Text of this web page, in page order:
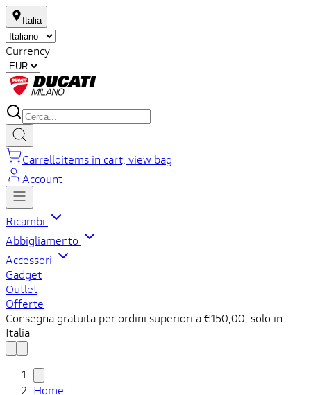
Italia
Currency
Carrelloitems in cart, view bag
Account
Ricambi
Abbigliamento
Accessori
Gadget
Outlet
Offerte
Consegna gratuita per ordini superiori a €150,00, solo in
Italia
Home